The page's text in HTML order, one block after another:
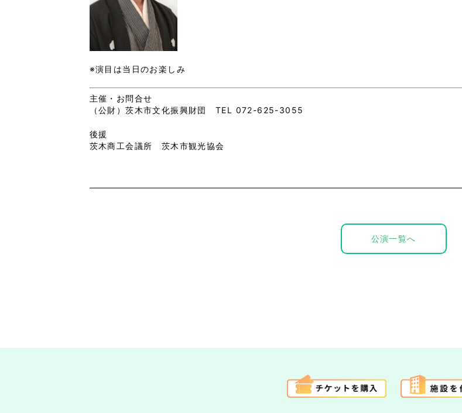
※演目は当日のお楽しみ
主催・お問合せ
（公財）茨木市文化振興財団 TEL 072-625-3055
後援
茨木商工会議所 茨木市観光協会
公演一覧へ